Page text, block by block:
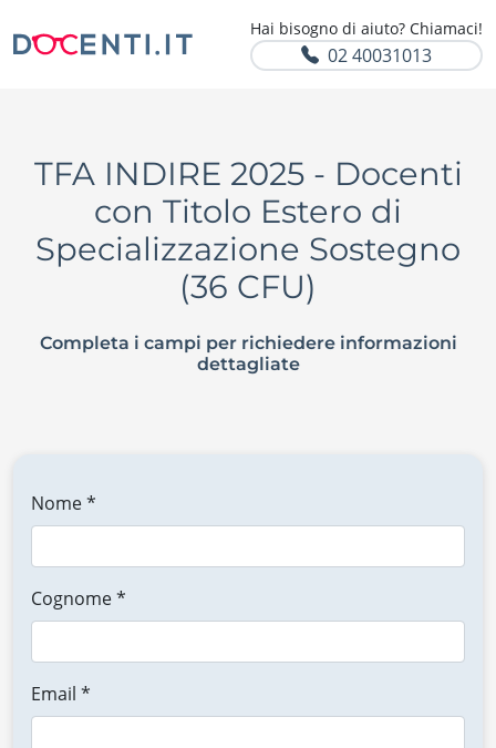
Hai bisogno di aiuto? Chiamaci!
02 40031013
TFA INDIRE 2025 - Docenti
con Titolo Estero di
Specializzazione Sostegno
(36 CFU)
Completa i campi per richiedere informazioni
dettagliate
Nome *
Cognome *
Email *